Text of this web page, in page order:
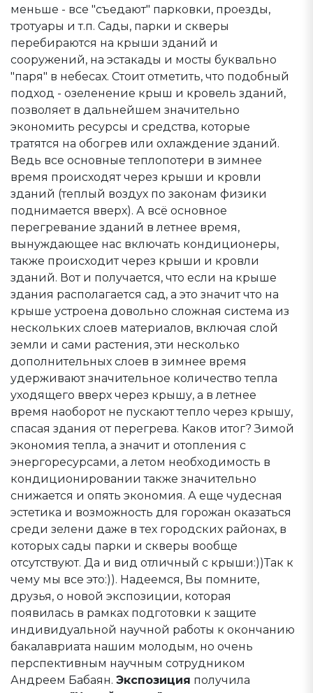
меньше - все "съедают" парковки, проезды,
тротуары и т.п. Сады, парки и скверы
перебираются на крыши зданий и
сооружений, на эстакады и мосты буквально
"паря" в небесах. Стоит отметить, что подобный
подход - озеленение крыш и кровель зданий,
позволяет в дальнейшем значительно
экономить ресурсы и средства, которые
тратятся на обогрев или охлаждение зданий.
Ведь все основные теплопотери в зимнее
время происходят через крыши и кровли
зданий (теплый воздух по законам физики
поднимается вверх). А всё основное
перегревание зданий в летнее время,
вынуждающее нас включать кондиционеры,
также происходит через крыши и кровли
зданий. Вот и получается, что если на крыше
здания располагается сад, а это значит что на
крыше устроена довольно сложная система из
нескольких слоев материалов, включая слой
земли и сами растения, эти несколько
дополнительных слоев в зимнее время
удерживают значительное количество тепла
уходящего вверх через крышу, а в летнее
время наоборот не пускают тепло через крышу,
спасая здания от перегрева. Каков итог? Зимой
экономия тепла, а значит и отопления с
энергоресурсами, а летом необходимость в
кондиционировании также значительно
снижается и опять экономия. А еще чудесная
эстетика и возможность для горожан оказаться
среди зелени даже в тех городских районах, в
которых сады парки и скверы вообще
отсутствуют. Да и вид отличный с крыши:))Так к
чему мы все это:)). Надеемся, Вы помните,
друзья, о новой экспозиции, которая
появилась в рамках подготовки к защите
индивидуальной научной работы к окончанию
бакалавриата нашим молодым, но очень
перспективным научным сотрудником
Андреем Бабаян. Экспозиция получила